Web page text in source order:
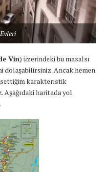
Vin) üzerindeki bu masalsı
dolaşabilirsiniz. Ancak hemen
karakteristik
haritada yol